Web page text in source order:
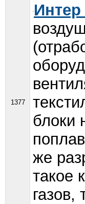
1377
блоки
же
такое
газов,